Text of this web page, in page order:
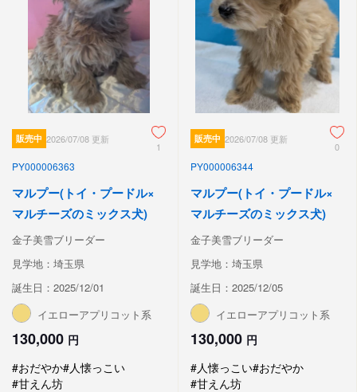
販売中 2026/07/08 更新
1
PY000006363
マルプー(トイ・プードル×
マルチーズのミックス犬)
金子美雪ブリーダー
見学地：埼玉県
誕生日：2025/12/01
イエローアプリコット系
130,000 円
#おだやか#人懐っこい
#甘えん坊
販売中 2026/07/08 更新
0
PY000006344
マルプー(トイ・プードル×
マルチーズのミックス犬)
金子美雪ブリーダー
見学地：埼玉県
誕生日：2025/12/05
イエローアプリコット系
130,000 円
#人懐っこい#おだやか
#甘えん坊